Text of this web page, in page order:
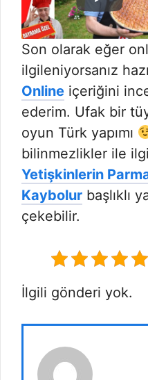
Son olarak eğer
ilgileniyorsanız
Online içeriğini
ederim. Ufak bir
oyun Türk yapımı
bilinmezlikler ile
Yetişkinlerin
Kaybolur başlıklı
çekebilir.
İlgili gönderi yok.